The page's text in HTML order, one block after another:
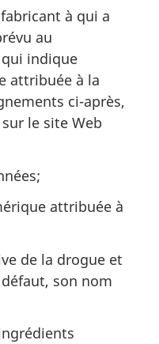
à qui a
au
qui indique
attribuée à la
ci-après,
le site Web
attribuée à
de la drogue et
son nom